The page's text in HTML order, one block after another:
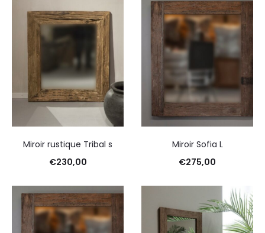
Miroir rustique Tribal s
€230,00
Miroir Sofia L
€275,00